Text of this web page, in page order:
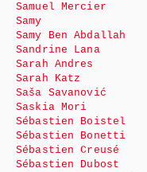
Samuel Mercier
Samy
Samy Ben Abdallah
Sandrine Lana
Sarah Andres
Sarah Katz
Saša Savanović
Saskia Mori
Sébastien Boistel
Sébastien Bonetti
Sébastien Creusé
Sébastien Dubost